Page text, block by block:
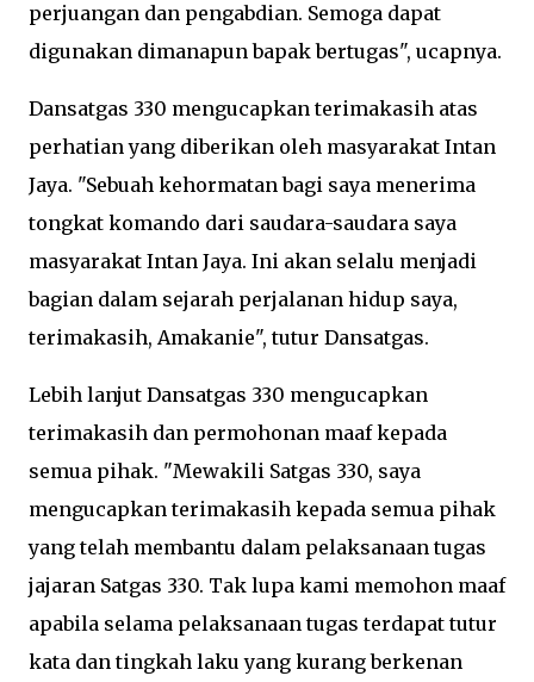
perjuangan dan pengabdian. Semoga dapat
digunakan dimanapun bapak bertugas", ucapnya.
Dansatgas 330 mengucapkan terimakasih atas
perhatian yang diberikan oleh masyarakat Intan
Jaya. "Sebuah kehormatan bagi saya menerima
tongkat komando dari saudara-saudara saya
masyarakat Intan Jaya. Ini akan selalu menjadi
bagian dalam sejarah perjalanan hidup saya,
terimakasih, Amakanie", tutur Dansatgas.
Lebih lanjut Dansatgas 330 mengucapkan
terimakasih dan permohonan maaf kepada
semua pihak. "Mewakili Satgas 330, saya
mengucapkan terimakasih kepada semua pihak
yang telah membantu dalam pelaksanaan tugas
jajaran Satgas 330. Tak lupa kami memohon maaf
apabila selama pelaksanaan tugas terdapat tutur
kata dan tingkah laku yang kurang berkenan